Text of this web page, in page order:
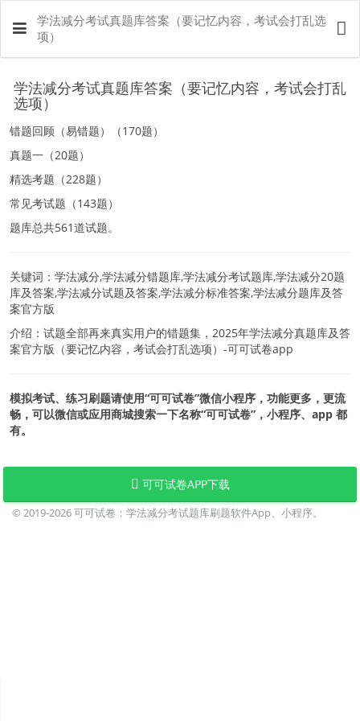
学法减分考试真题库答案（要记忆内容，考试会打乱选
项）
学法减分考试真题库答案（要记忆内容，考试会打乱
选项）
错题回顾（易错题）（170题）
真题一（20题）
精选考题（228题）
常见考试题（143题）
题库总共561道试题。
关键词：学法减分,学法减分错题库,学法减分考试题库,学法减分20题
库及答案,学法减分试题及答案,学法减分标准答案,学法减分题库及答
案官方版
介绍：试题全部再来真实用户的错题集，2025年学法减分真题库及答
案官方版（要记忆内容，考试会打乱选项）-可可试卷app
模拟考试、练习刷题请使用“可可试卷”微信小程序，功能更多，更流
畅，可以微信或应用商城搜索一下名称“可可试卷”，小程序、app 都
有。
可可试卷APP下载
© 2019-2026可可试卷：学法减分考试题库刷题软件App、小程序。